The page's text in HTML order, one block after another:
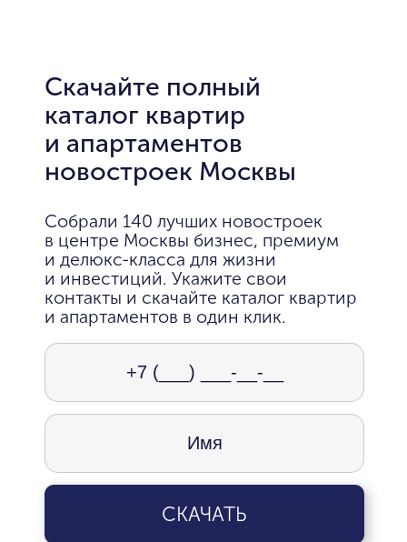
Скачайте полный
каталог квартир
и апартаментов
новостроек Москвы
Собрали 140 лучших новостроек
в центре Москвы бизнес, премиум
и делюкс-класса для жизни
и инвестиций. Укажите свои
контакты и скачайте каталог квартир
и апартаментов в один клик.
СКАЧАТЬ